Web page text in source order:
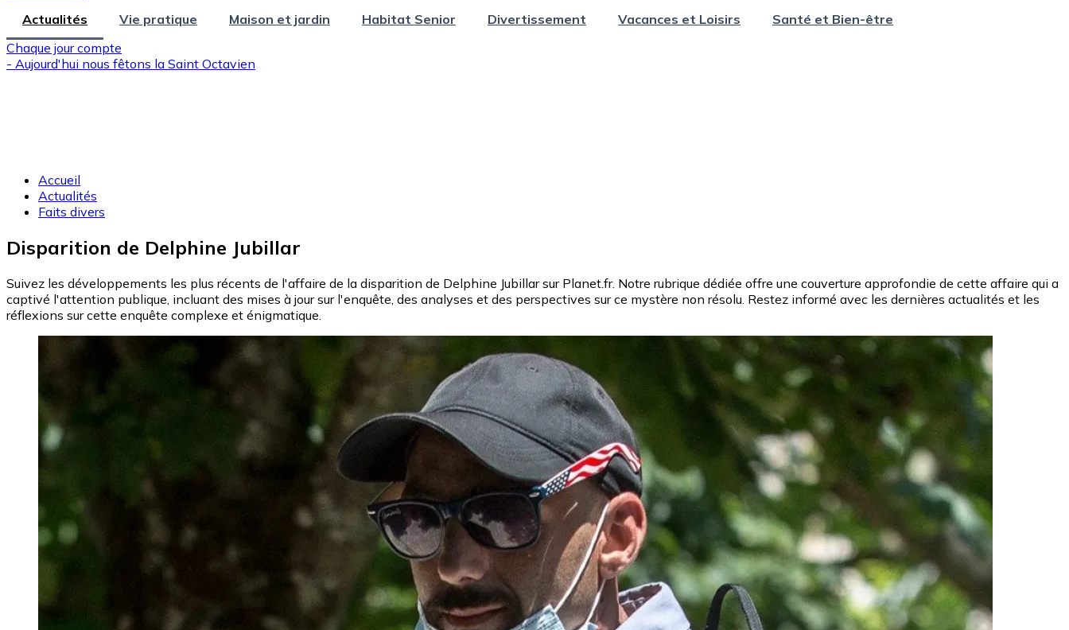
Actualités
Vie pratique Maison et jardin Habitat Senior Divertissement Vacances et Loisirs
Santé et Bien-être
Chaque jour compte
- Aujourd'hui nous fêtons la Saint Octavien
Accueil
Actualités
Faits divers
Disparition de Delphine Jubillar
Suivez les développements les plus récents de l'affaire de la disparition de Delphine Jubillar sur Planet.fr. Notre rubrique dédiée offre une couverture approfondie de cette affaire qui a
captivé l'attention publique, incluant des mises à jour sur l'enquête, des analyses et des perspectives sur ce mystère non résolu. Restez informé avec les dernières actualités et les
réflexions sur cette enquête complexe et énigmatique.